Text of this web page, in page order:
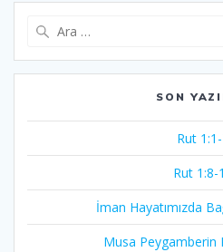
SON
Rut
Rut 1:8-
İman Hayatımızda
Musa Peygamberin